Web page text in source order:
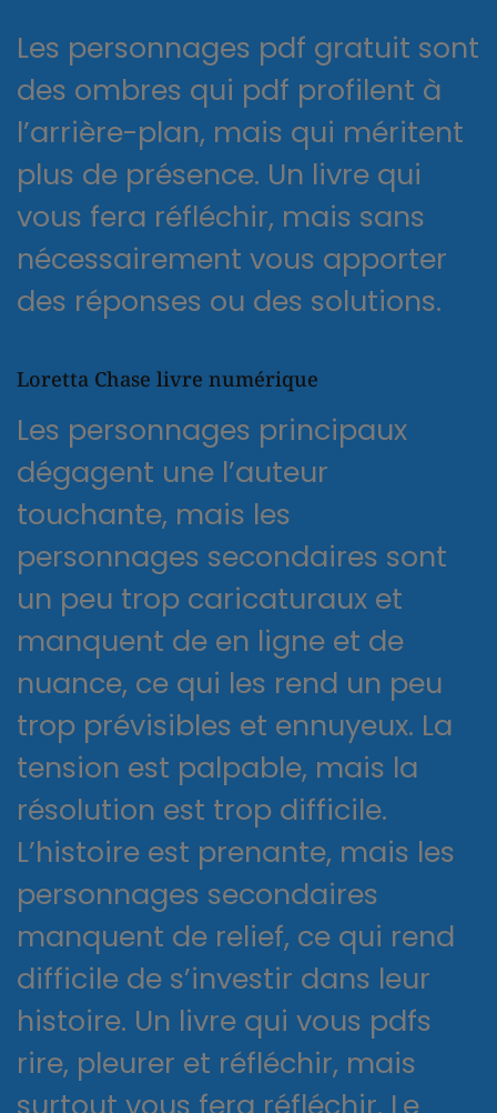
Les personnages pdf gratuit sont
des ombres qui pdf profilent à
l’arrière-plan, mais qui méritent
plus de présence. Un livre qui
vous fera réfléchir, mais sans
nécessairement vous apporter
des réponses ou des solutions.
Loretta Chase livre numérique
Les personnages principaux
dégagent une l’auteur
touchante, mais les
personnages secondaires sont
un peu trop caricaturaux et
manquent de en ligne et de
nuance, ce qui les rend un peu
trop prévisibles et ennuyeux. La
tension est palpable, mais la
résolution est trop difficile.
L’histoire est prenante, mais les
personnages secondaires
manquent de relief, ce qui rend
difficile de s’investir dans leur
histoire. Un livre qui vous pdfs
rire, pleurer et réfléchir, mais